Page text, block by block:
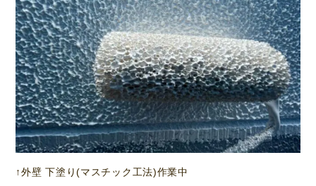
↑外壁 下塗り(マスチック工法)作業中